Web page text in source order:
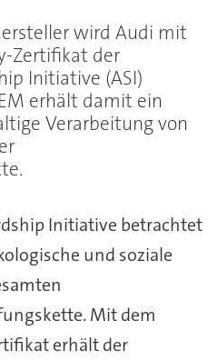
wird Audi mit
Zertifikat der
Initiative (ASI)
erhält damit ein
Verarbeitung von
Initiative betrachtet
und soziale
Mit dem
erhält der